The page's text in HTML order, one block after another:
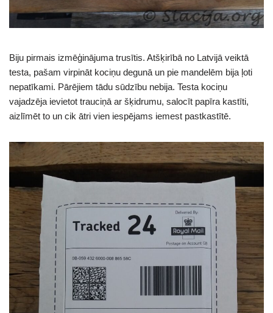
Biju pirmais izmēģinājuma trusītis. Atšķirībā no Latvijā veiktā
testa, pašam virpināt kociņu degunā un pie mandelēm bija ļoti
nepatīkami. Pārējiem tādu sūdzību nebija. Testa kociņu
vajadzēja ievietot trauciņā ar šķidrumu, salocīt papīra kastīti,
aizlīmēt to un cik ātri vien iespējams iemest pastkastītē.